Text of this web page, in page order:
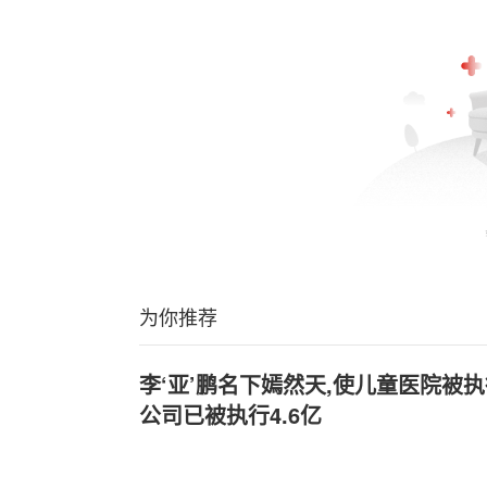
为你推荐
李‘亚’鹏名下嫣然天,使儿童医院被
公司已被执行4.6亿